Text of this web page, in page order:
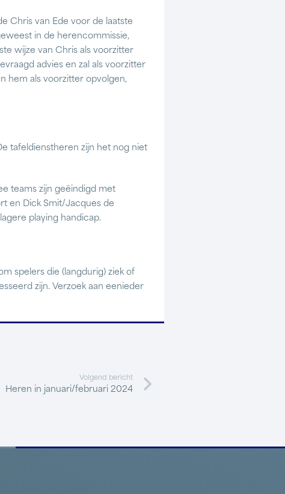
Chris van Ede voor de laatste
in de herencommissie,
wijze van Chris als voorzitter
advies en zal als voorzitter
hem als voorzitter opvolgen,
tafeldienstheren zijn het nog niet
teams zijn geëindigd met
en Dick Smit/Jacques de
playing handicap.
spelers die (langdurig) ziek of
zijn. Verzoek aan eenieder
Volgend bericht
Heren in januari/februari 2024